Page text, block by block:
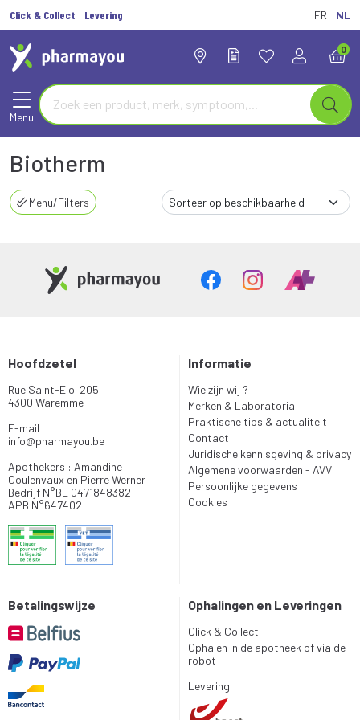
Click & Collect Levering FR NL
0
Menu
Biotherm
Menu/Filters
Hoofdzetel
Rue Saint-Eloi 205
4300 Waremme
E-mail
info@pharmayou.be
Apothekers : Amandine
Coulenvaux en Pierre Werner
Bedrijf N°BE 0471848382
APB N°647402
Informatie
Wie zijn wij ?
Merken & Laboratoria
Praktische tips & actualiteit
Contact
Juridische kennisgeving & privacy
Algemene voorwaarden - AVV
Persoonlijke gegevens
Cookies
Betalingswijze Ophalingen en Leveringen
Click & Collect
Ophalen in de apotheek of via de
robot
Levering